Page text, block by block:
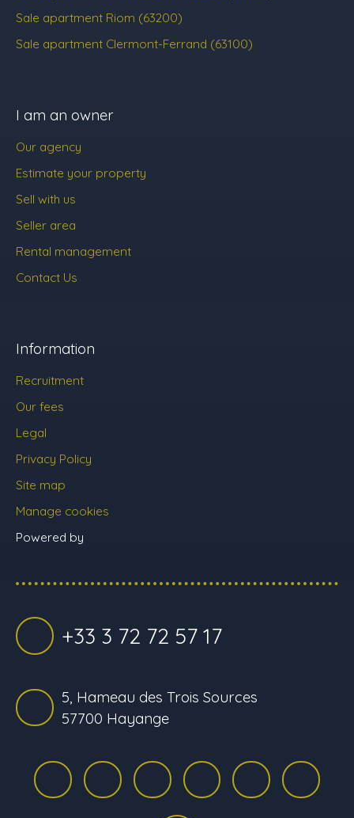
Sale apartment Riom (63200)
Sale apartment Clermont-Ferrand (63100)
I am an owner
Our agency
Estimate your property
Sell with us
Seller area
Rental management
Contact Us
Information
Recruitment
Our fees
Legal
Privacy Policy
Site map
Manage cookies
Powered by
+33 3 72 72 57 17
5, Hameau des Trois Sources
57700 Hayange